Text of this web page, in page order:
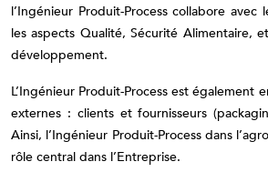
l’Ingénieur Produit-Process collabore
les aspects Qualité, Sécurité Alimentaire,
développement.
L’Ingénieur Produit-Process est également
externes : clients et fournisseurs
Ainsi, l’Ingénieur Produit-Process dans
rôle central dans l’Entreprise.